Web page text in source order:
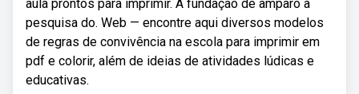
aula prontos para imprimir. A fundação de amparo à
pesquisa do. Web — encontre aqui diversos modelos
de regras de convivência na escola para imprimir em
pdf e colorir, além de ideias de atividades lúdicas e
educativas.